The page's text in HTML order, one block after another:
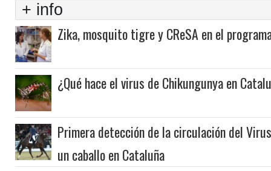
+ info
Zika, mosquito tigre y CReSA en el
¿Qué hace el virus de Chikungunya en
Primera detección de la circulación del
un caballo en Cataluña